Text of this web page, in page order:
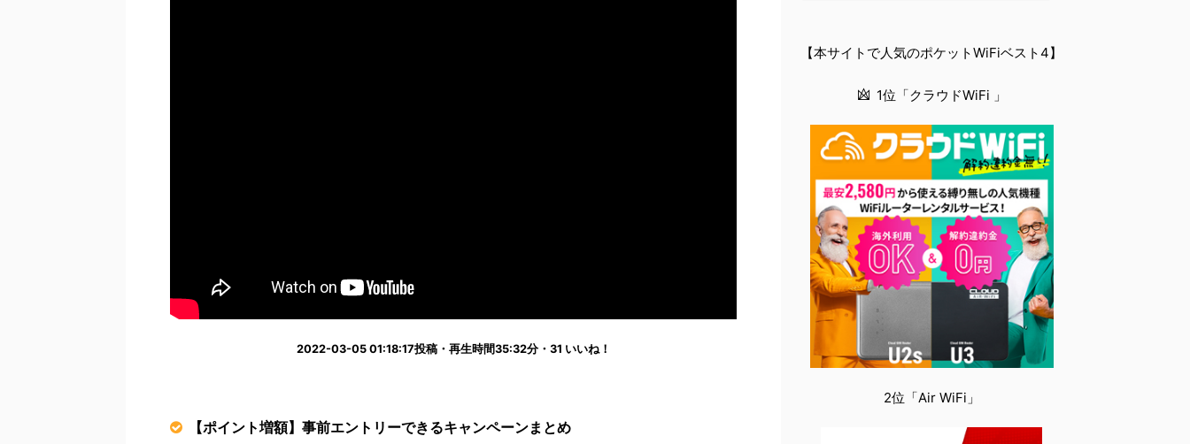
2022-03-05 01:18:17投稿・再生時間35:32分・31 いいね！
【ポイント増額】事前エントリーできるキャンペーンまとめ
無料なのでNBAのみ視聴したい人でも最安！「最安で
無料でみるまで楽天モバイルでNBAを無料で観るまで
BANBAは、世...
【本サイトで人気のポケットWiFiベスト4】
1位「クラウドWiFi 」
2位「Air WiFi」